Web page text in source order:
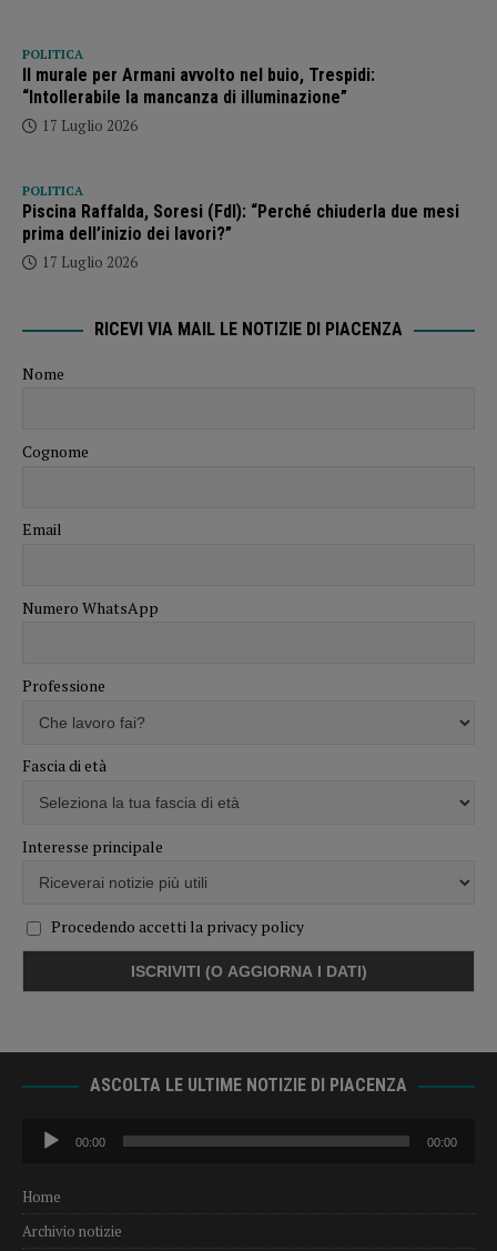
POLITICA
Il murale per Armani avvolto nel buio, Trespidi:
“Intollerabile la mancanza di illuminazione”
17 Luglio 2026
POLITICA
Piscina Raffalda, Soresi (FdI): “Perché chiuderla due mesi
prima dell’inizio dei lavori?”
17 Luglio 2026
RICEVI VIA MAIL LE NOTIZIE DI PIACENZA
Nome
Cognome
Email
Numero WhatsApp
Professione
Fascia di età
Interesse principale
Procedendo accetti la privacy policy
ASCOLTA LE ULTIME NOTIZIE DI PIACENZA
Audio
Player
00:00 00:00
Home
Archivio notizie